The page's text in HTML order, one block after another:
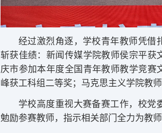
经过激烈角逐，学校青年教师凭借
斩获佳绩：新闻传媒学院教师侯宗平获
庆市参加本年度全国青年教师教学竞赛
峰获工科组二等奖；马克思主义学院教
学校高度重视大赛备赛工作，校党
勉励参赛教师 ，指示相关部门全力为教